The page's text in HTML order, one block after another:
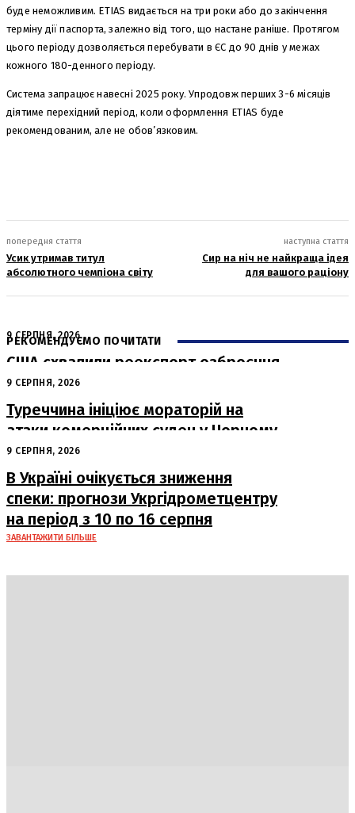
буде неможливим. ETIAS видається на три роки або до закінчення
терміну дії паспорта, залежно від того, що настане раніше. Протягом
цього періоду дозволяється перебувати в ЄС до 90 днів у межах
кожного 180-денного періоду.
Система запрацює навесні 2025 року. Упродовж перших 3-6 місяців
діятиме перехідний період, коли оформлення ETIAS буде
рекомендованим, але не обов’язковим.
попередня стаття
Усик утримав титул
абсолютного чемпіона світу
наступна стаття
Сир на ніч не найкраща ідея
для вашого раціону
РЕКОМЕНДУЄМО ПОЧИТАТИ
9 СЕРПНЯ, 2026
США схвалили реекспорт озброєння
з Туреччини для України
9 СЕРПНЯ, 2026
Туреччина ініціює мораторій на
атаки комерційних суден у Чорному
морі
9 СЕРПНЯ, 2026
В Україні очікується зниження
спеки: прогнози Укргідрометцентру
на період з 10 по 16 серпня
ЗАВАНТАЖИТИ БІЛЬШЕ